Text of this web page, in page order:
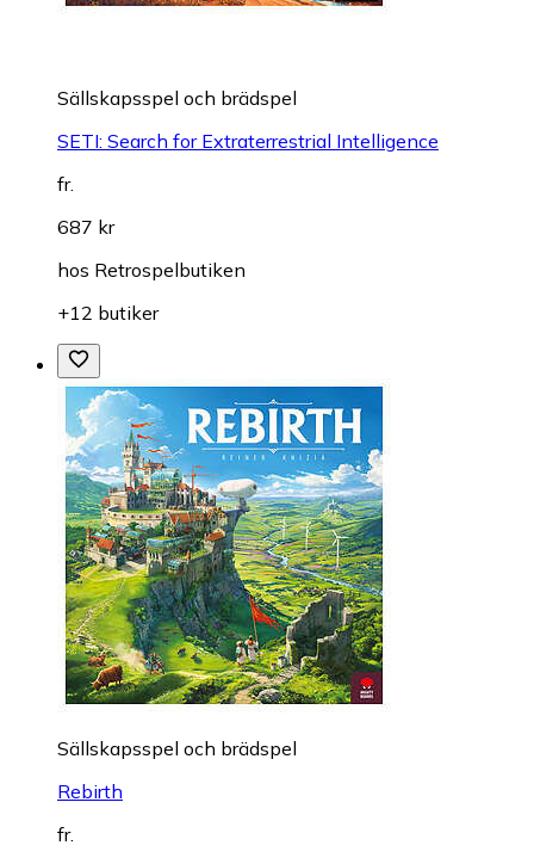
Sällskapsspel och brädspel
SETI: Search for Extraterrestrial Intelligence
fr.
687 kr
hos Retrospelbutiken
+12 butiker
Sällskapsspel och brädspel
Rebirth
fr.